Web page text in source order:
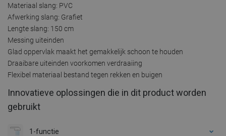
Materiaal slang: PVC
Afwerking slang: Grafiet
Lengte slang: 150 cm
Messing uiteinden
Glad oppervlak maakt het gemakkelijk schoon te houden
Draaibare uiteinden voorkomen verdraaiing
Flexibel materiaal bestand tegen rekken en buigen
Innovatieve oplossingen die in dit product worden
gebruikt
1-functie